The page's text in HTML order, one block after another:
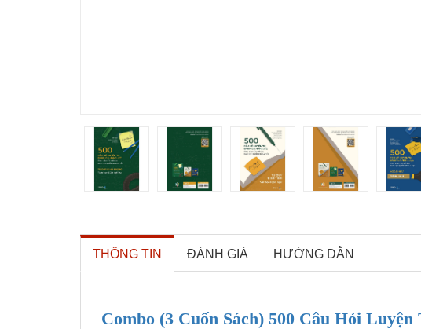
THÔNG TIN ĐÁNH GIÁ HƯỚNG DẪN
Combo (3 Cuốn Sách) 500 Câu Hỏi